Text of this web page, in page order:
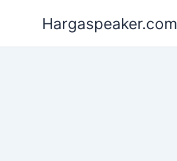
Hargaspeaker.com